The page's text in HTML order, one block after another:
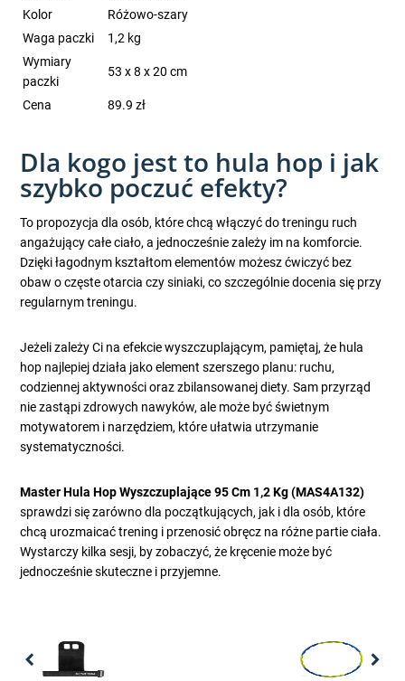
Kolor
Różowo-szary
Waga paczki
1,2 kg
Wymiary
paczki
53 x 8 x 20 cm
Cena 89.9 zł
Dla kogo jest to hula hop i jak
szybko poczuć efekty?
To propozycja dla osób, które chcą włączyć do treningu ruch
angażujący całe ciało, a jednocześnie zależy im na komforcie.
Dzięki łagodnym kształtom elementów możesz ćwiczyć bez
obaw o częste otarcia czy siniaki, co szczególnie docenia się przy
regularnym treningu.
Jeżeli zależy Ci na efekcie wyszczuplającym, pamiętaj, że hula
hop najlepiej działa jako element szerszego planu: ruchu,
codziennej aktywności oraz zbilansowanej diety. Sam przyrząd
nie zastąpi zdrowych nawyków, ale może być świetnym
motywatorem i narzędziem, które ułatwia utrzymanie
systematyczności.
Master Hula Hop Wyszczuplające 95 Cm 1,2 Kg (MAS4A132)
sprawdzi się zarówno dla początkujących, jak i dla osób, które
chcą urozmaicać trening i przenosić obręcz na różne partie ciała.
Wystarczy kilka sesji, by zobaczyć, że kręcenie może być
jednocześnie skuteczne i przyjemne.